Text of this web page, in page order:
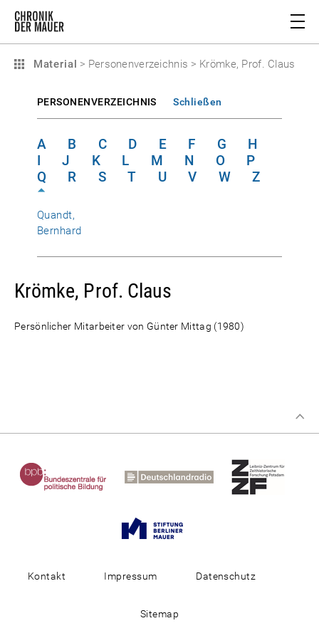
Material > Personenverzeichnis > Krömke, Prof. Claus
PERSONENVERZEICHNIS Schließen
A B C D E F G
H
I
J K L M N O
P
Q
R S T U V W Z
Quandt,
Bernhard
Krömke, Prof. Claus
Persönlicher Mitarbeiter von Günter Mittag (1980)
Kontakt Impressum Datenschutz
Sitemap